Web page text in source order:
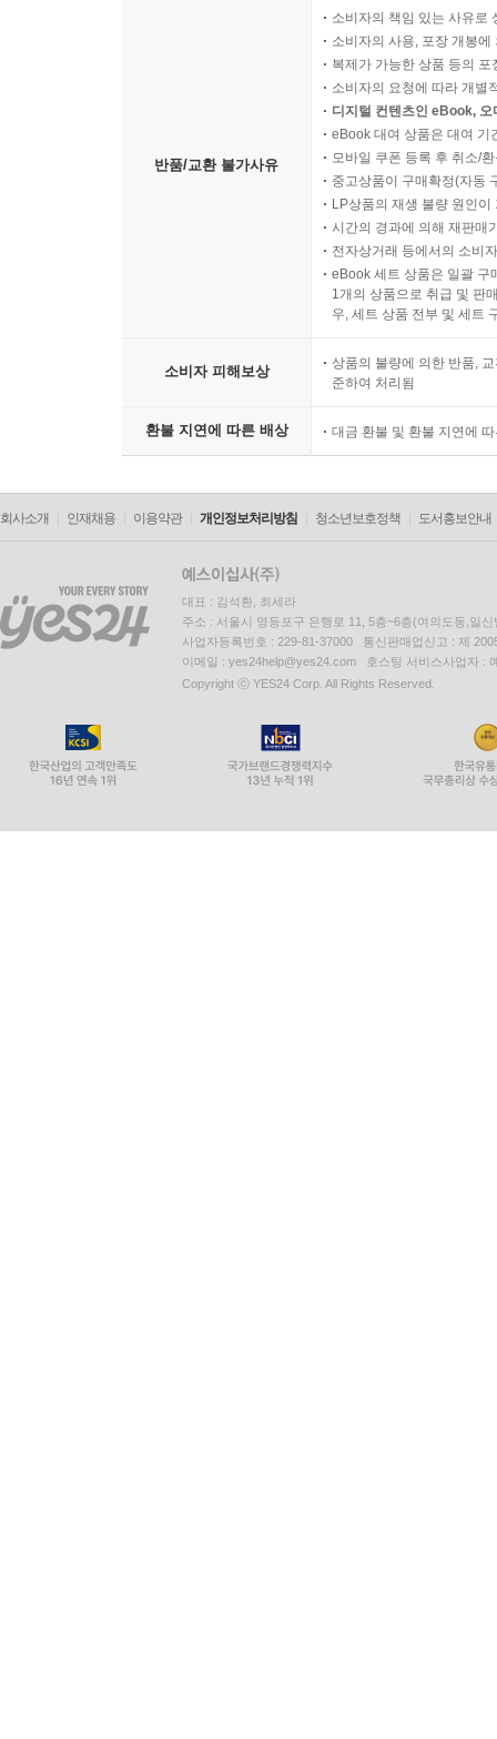
반품/교환 불가사유
소비자의 책임 있는 사유로
소비자의 사용, 포장 개봉
복제가 가능한 상품 등의
소비자의 요청에 따라 개별
디지털 컨텐츠인 eBook,
eBook 대여 상품은 대여 기
모바일 쿠폰 등록 후 취소/
중고상품이 구매확정(자동
LP상품의 재생 불량 원인
시간의 경과에 의해 재판매
전자상거래 등에서의 소비
eBook 세트 상품은 일괄 구
1개의 상품으로 취급 및 판
우, 세트 상품 전부 및 세트
소비자 피해보상
상품의 불량에 의한 반품,
준하여 처리됨
환불 지연에 따른 배상 대금 환불 및 환불 지연에
회사소개 인재채용 이용약관 개인정보처리방침 청소년보호정책 도서홍보안내
대표 : 김석환, 최세라
주소 : 서울시 영등포구 은행로 11, 5층~6층(여의도동,일신
사업자등록번호 : 229-81-37000 통신판매업신고 : 제
이메일 : yes24help@yes24.com 호스팅 서비스사업자 :
Copyright ⓒ YES24 Corp. All Rights Reserved.